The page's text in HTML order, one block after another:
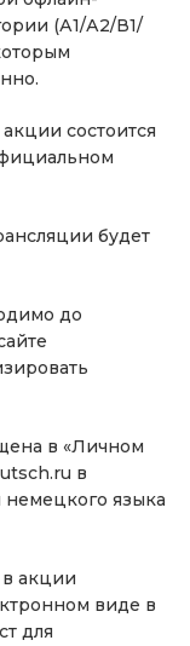
(А1/А2/В1/
состоится
будет
до
в «Личном
в
языка
в акции
виде в
для